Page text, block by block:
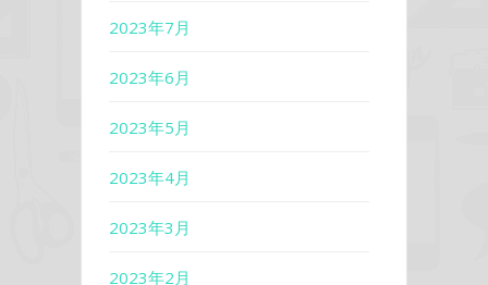
2023年7月
2023年6月
2023年5月
2023年4月
2023年3月
2023年2月